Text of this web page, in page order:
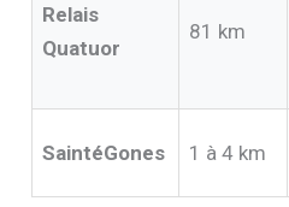
Relais
Quatuor
81 km
SaintéGones 1 à 4 km